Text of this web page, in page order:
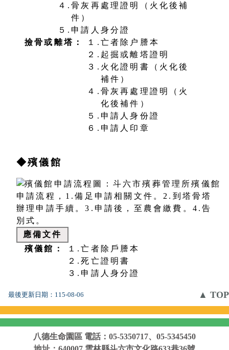
４.骨灰再處理證明（火化後補
件）
５.申請人身分證
撿骨或離塔：
１.亡者除户謄本
２.起掘或離塔證明
３.火化證明書（火化後
補件）
４.骨灰再處理證明（火
化後補件）
５.申請人身份證
６.申請人印章
◆殯儀館
應備文件
殯儀館：
１.亡者除戶謄本
２.死亡證明書
３.申請人身分證
最後更新日期： 115-08-06 ▲ TOP
八德生命園區 電話：05-5350717、05-5345450